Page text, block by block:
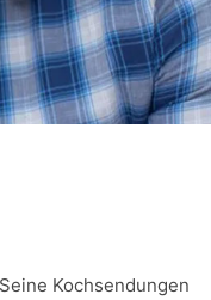
Kochsendungen